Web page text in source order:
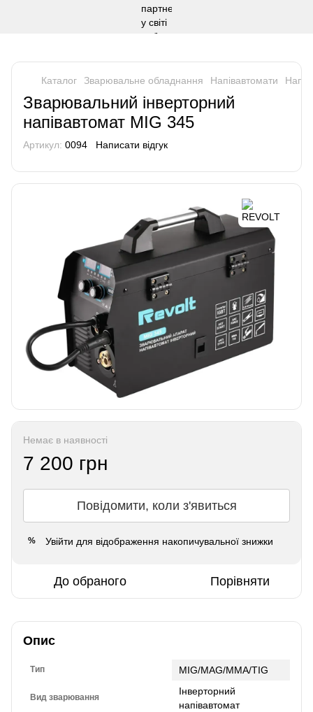
Каталог Зварювальне обладнання Напівавтомати
Зварювальний інверторний
напівавтомат MIG 345
Артикул: 0094 Написати відгук
Немає в наявності
7 200 грн
Повідомити, коли з'явиться
% Увійти для відображення накопичувальної знижки
До обраного Порівняти
Опис
Тип MIG/MAG/MMA/TIG
Вид зварювання
Інверторний
напівавтомат